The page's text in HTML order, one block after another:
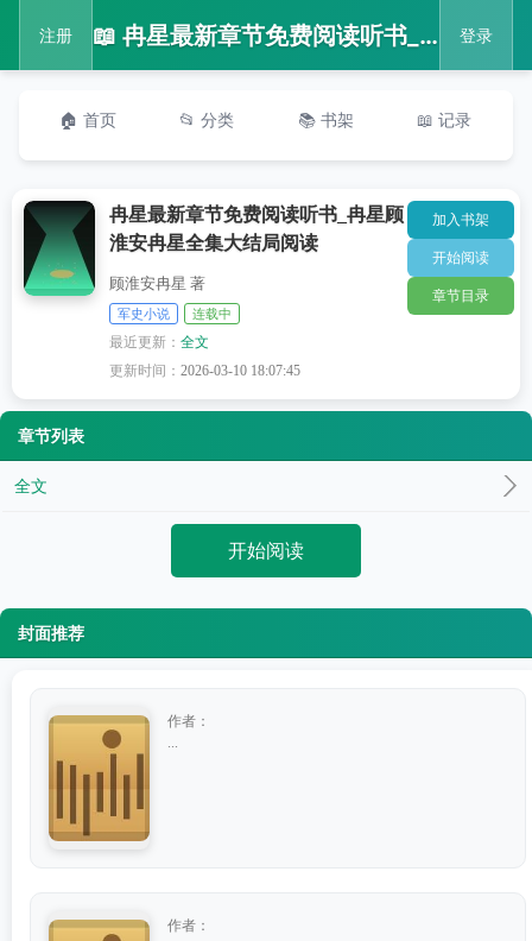
注册 📖 冉星最新章节免费阅读听书_冉星顾淮安冉星全集大结局阅读 登录
🏠 首页 📂 分类 📚 书架 📖 记录
冉星最新章节免费阅读听书_冉星顾
淮安冉星全集大结局阅读
顾淮安冉星 著
军史小说 连载中
最近更新：全文
更新时间：2026-03-10 18:07:45
加入书架
开始阅读
章节目录
章节列表
全文
开始阅读
封面推荐
作者：
作者：